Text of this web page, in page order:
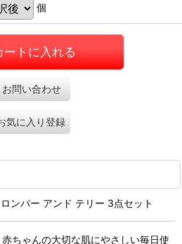
個
ートに入れる
お問い合わせ
気に入り登録
ンパー アンド テリー 3点セット
ちゃんの大切な肌にやさしい毎日使